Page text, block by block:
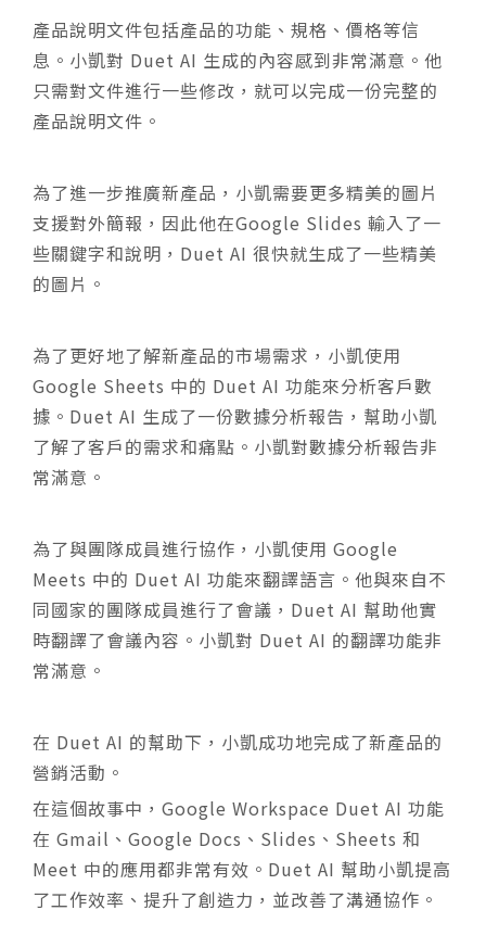
產品說明文件包括產品的功能、規格、價格等信
息。小凱對 Duet AI 生成的內容感到非常滿意。他
只需對文件進行一些修改，就可以完成一份完整的
產品說明文件。
為了進一步推廣新產品，小凱需要更多精美的圖片
支援對外簡報，因此他在Google Slides 輸入了一
些關鍵字和說明，Duet AI 很快就生成了一些精美
的圖片。
為了更好地了解新產品的市場需求，小凱使用
Google Sheets 中的 Duet AI 功能來分析客戶數
據。Duet AI 生成了一份數據分析報告，幫助小凱
了解了客戶的需求和痛點。小凱對數據分析報告非
常滿意。
為了與團隊成員進行協作，小凱使用 Google
Meets 中的 Duet AI 功能來翻譯語言。他與來自不
同國家的團隊成員進行了會議，Duet AI 幫助他實
時翻譯了會議內容。小凱對 Duet AI 的翻譯功能非
常滿意。
在 Duet AI 的幫助下，小凱成功地完成了新產品的
營銷活動。
在這個故事中，Google Workspace Duet AI 功能
在 Gmail、Google Docs、Slides、Sheets 和
Meet 中的應用都非常有效。Duet AI 幫助小凱提高
了工作效率、提升了創造力，並改善了溝通協作。